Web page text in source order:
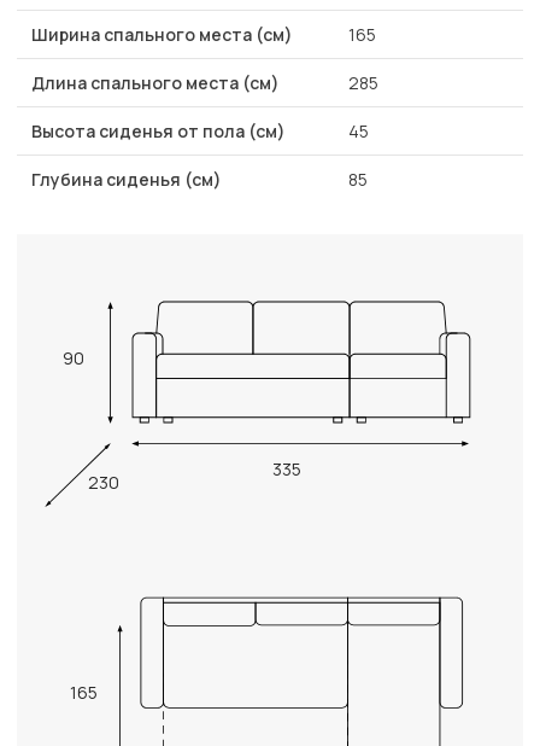
Ширина спального места (см) 165
Длина спального места (см) 285
Высота сиденья от пола (см) 45
Глубина сиденья (см) 85
90
335
230
165